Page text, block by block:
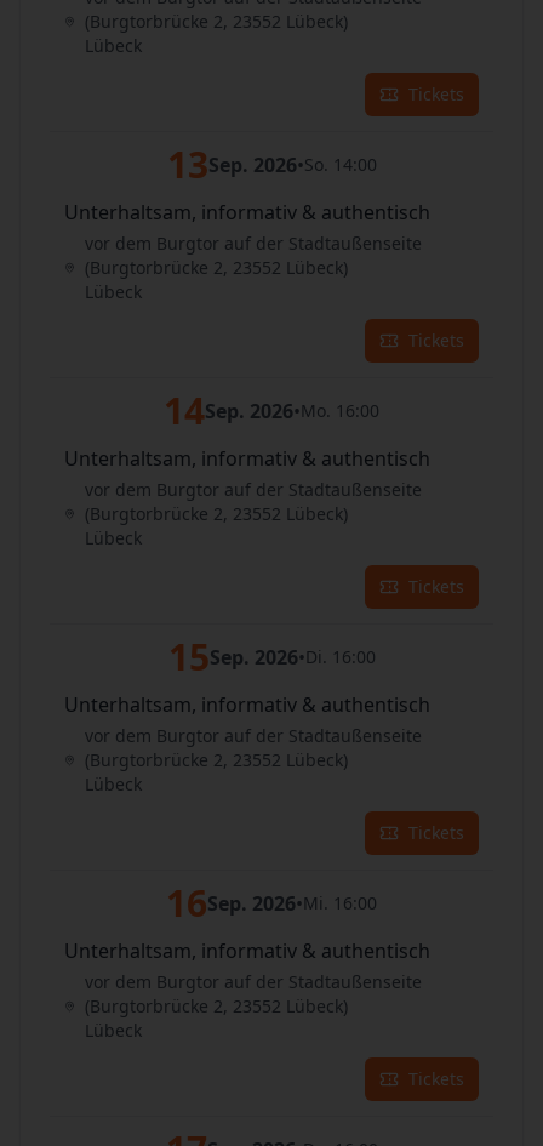
(Burgtorbrücke 2, 23552 Lübeck)
Lübeck
Tickets
13Sep. 2026•So. 14:00
Unterhaltsam, informativ & authentisch
vor dem Burgtor auf der Stadtaußenseite
(Burgtorbrücke 2, 23552 Lübeck)
Lübeck
Tickets
14Sep. 2026•Mo. 16:00
Unterhaltsam, informativ & authentisch
vor dem Burgtor auf der Stadtaußenseite
(Burgtorbrücke 2, 23552 Lübeck)
Lübeck
Tickets
15Sep. 2026•Di. 16:00
Unterhaltsam, informativ & authentisch
vor dem Burgtor auf der Stadtaußenseite
(Burgtorbrücke 2, 23552 Lübeck)
Lübeck
Tickets
16Sep. 2026•Mi. 16:00
Unterhaltsam, informativ & authentisch
vor dem Burgtor auf der Stadtaußenseite
(Burgtorbrücke 2, 23552 Lübeck)
Lübeck
Tickets